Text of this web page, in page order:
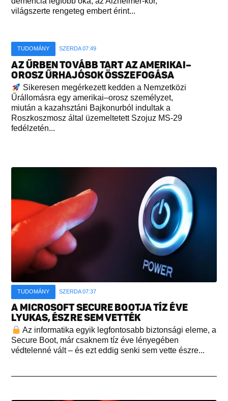
világszerte rengeteg embert érint...
TUDOMÁNY SZERDA 07:49
AZ ŰRBEN TOVÁBB TART AZ AMERIKAI–
OROSZ ŰRHAJÓSOK ÖSSZEFOGÁSA
Sikeresen megérkezett kedden a Nemzetközi
Űrállomásra egy amerikai–orosz személyzet,
miután a kazahsztáni Bajkonurból indultak a
Roszkoszmosz által üzemeltetett Szojuz MS-29
fedélzetén...
TUDOMÁNY SZERDA 07:37
A MICROSOFT SECURE BOOTJA TÍZ ÉVE
LYUKAS, ÉSZRE SEM VETTÉK
Az informatika egyik legfontosabb biztonsági eleme, a
Secure Boot, már csaknem tíz éve lényegében
védtelenné vált – és ezt eddig senki sem vette észre...